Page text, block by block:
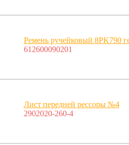
Ремень ручейковый 8PK790
612600090201
Лист передней рессоры №4
2902020-260-4